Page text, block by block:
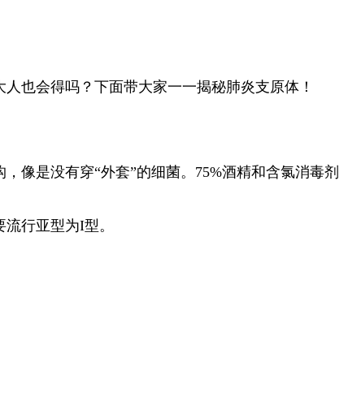
也会得吗？下面带大家一一揭秘肺炎支原体！
是没有穿“外套”的细菌。75%酒精和含氯消毒剂
行亚型为I型。